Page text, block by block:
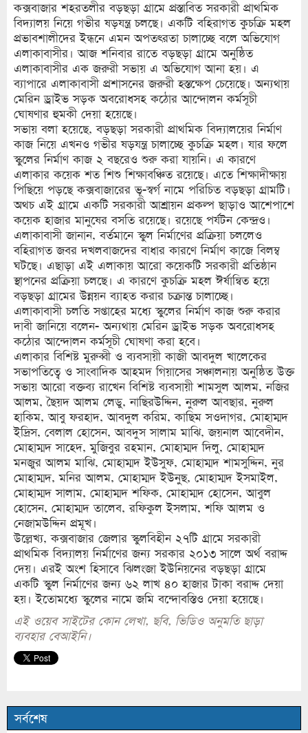
কক্সবাজার শহরতলীর বড়ছড়া গ্রামে প্রস্তাবিত সরকারী প্রাথমিক
বিদ্যালয় নিয়ে গভীর ষড়যন্ত্র চলছে। একটি বহিরাগত কুচক্রি মহল
প্রভাবশালীদের ইন্ধনে এমন অপতৎরতা চালাচ্ছে বলে অভিযোগ
এলাকাবাসীর। আজ শনিবার রাতে বড়ছড়া গ্রামে অনুষ্ঠিত
এলাকাবাসীর এক জরুরী সভায় এ অভিযোগ আনা হয়। এ
ব্যাপারে এলাকাবাসী প্রশাসনের জরুরী হস্তক্ষেপ চেয়েছে। অন্যথায়
মেরিন ড্রাইভ সড়ক অবরোধসহ কঠোর আন্দোলন কর্মসূচী
ঘোষণার হুমকী দেয়া হয়েছে।
সভায় বলা হয়েছে, বড়ছড়া সরকারী প্রাথমিক বিদ্যালয়ের নির্মাণ
কাজ নিয়ে এখনও গভীর ষড়যন্ত্র চালাচ্ছে কুচক্রি মহল। যার ফলে
স্কুলের নির্মাণ কাজ ২ বছরেও শুরু করা যায়নি। এ কারণে
এলাকার কয়েক শত শিশু শিক্ষাবঞ্চিত রয়েছে। এতে শিক্ষাদীক্ষায়
পিছিয়ে পড়ছে কক্সবাজারের ভূ-স্বর্গ নামে পরিচিত বড়ছড়া গ্রামটি।
অথচ এই গ্রামে একটি সরকারী আশ্রায়ন প্রকল্প ছাড়াও আশেপাশে
কয়েক হাজার মানুষের বসতি রয়েছে। রয়েছে পর্যটন কেন্দ্রও।
এলাকাবাসী জানান, বর্তমানে স্কুল নির্মাণের প্রক্রিয়া চললেও
বহিরাগত জবর দখলবাজদের বাধার কারণে নির্মাণ কাজে বিলম্ব
ঘটছে। এছাড়া এই এলাকায় আরো কয়েকটি সরকারী প্রতিষ্ঠান
স্থাপনের প্রক্রিয়া চলছে। এ কারণে কুচক্রি মহল ঈর্ষান্বিত হয়ে
বড়ছড়া গ্রামের উন্নয়ন ব্যাহত করার চক্রান্ত চালাচ্ছে।
এলাকাবাসী চলতি সপ্তাহের মধ্যে স্কুলের নির্মাণ কাজ শুরু করার
দাবী জানিয়ে বলেন- অন্যথায় মেরিন ড্রাইভ সড়ক অবরোধসহ
কঠোর আন্দোলন কর্মসূচী ঘোষণা করা হবে।
এলাকার বিশিষ্ট মুরুব্বী ও ব্যবসায়ী কাজী আবদুল খালেকের
সভাপতিত্বে ও সাংবাদিক আহমদ গিয়াসের সঞ্চালনায় অনুষ্ঠিত উক্ত
সভায় আরো বক্তব্য রাখেন বিশিষ্ট ব্যবসায়ী শামসুল আলম, নজির
আলম, ছৈয়দ আলম লেডু, নাছিরউদ্দিন, নুরুল আবছার, নুরুল
হাকিম, আবু ফরহাদ, আবদুল করিম, কাছিম সওদাগর, মোহাম্মদ
ইদ্রিস, বেলাল হোসেন, আবদুস সালাম মাঝি, জয়নাল আবেদীন,
মোহাম্মদ সাহেদ, মুজিবুর রহমান, মোহাম্মদ দিলু, মোহাম্মদ
মনজুর আলম মাঝি, মোহাম্মদ ইউসুফ, মোহাম্মদ শামসুদ্দিন, নুর
মোহাম্মদ, মনির আলম, মোহাম্মদ ইউনুছ, মোহাম্মদ ইসমাইল,
মোহাম্মদ সালাম, মোহাম্মদ শফিক, মোহাম্মদ হোসেন, আবুল
হোসেন, মোহাম্মদ তালেব, রফিকুল ইসলাম, শফি আলম ও
নেজামউদ্দিন প্রমূখ।
উল্লেখ্য, কক্সবাজার জেলার স্কুলবিহীন ২৭টি গ্রামে সরকারী
প্রাথমিক বিদ্যালয় নির্মাণের জন্য সরকার ২০১৩ সালে অর্থ বরাদ্দ
দেয়। এরই অংশ হিসাবে ঝিলংজা ইউনিয়নের বড়ছড়া গ্রামে
একটি স্কুল নির্মাণের জন্য ৬২ লাখ ৪০ হাজার টাকা বরাদ্দ দেয়া
হয়। ইতোমধ্যে স্কুলের নামে জমি বন্দোবস্তিও দেয়া হয়েছে।
এই ওয়েব সাইটের কোন লেখা, ছবি, ভিডিও অনুমতি ছাড়া
ব্যবহার বেআইনি।
সর্বশেষ